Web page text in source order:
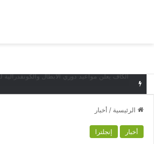
الرئيسية / أخبار
أخبار إنجلترا